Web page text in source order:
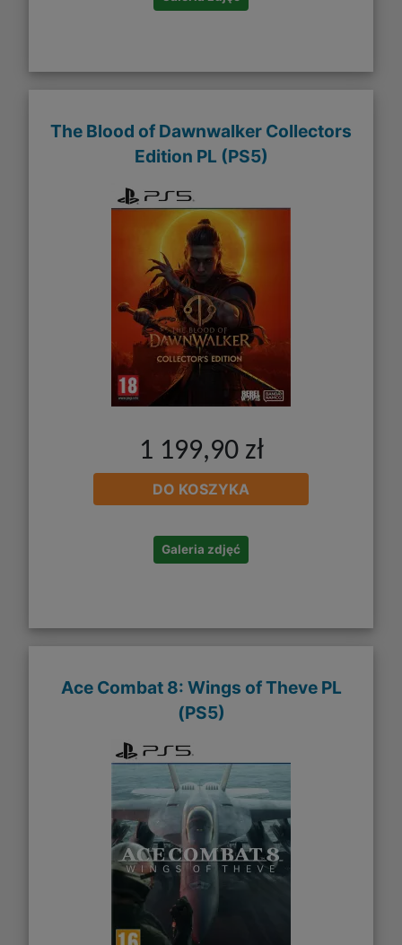
The Blood of Dawnwalker​ Collectors
Edition PL (PS5)
1 199,90 zł
DO KOSZYKA
Galeria zdjęć
Ace Combat 8: Wings of Theve PL
(PS5)